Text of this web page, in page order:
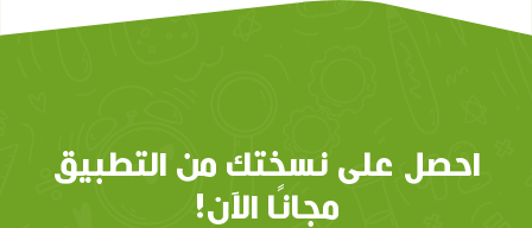
احصل على نسختك من التطبيق
مجانًا الآن!